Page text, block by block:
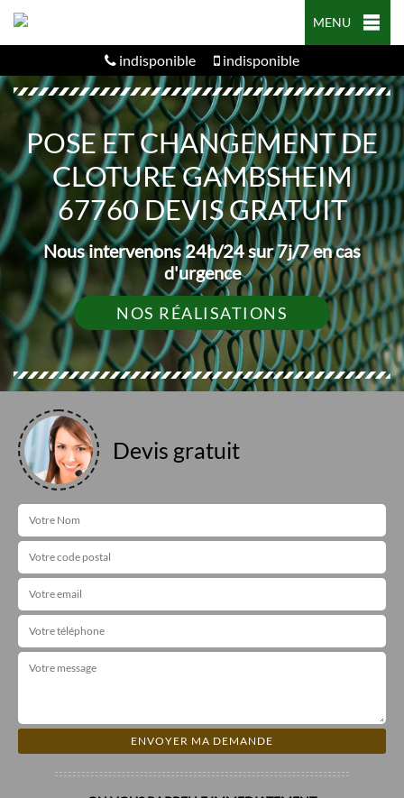
MENU
indisponible indisponible
POSE ET CHANGEMENT DE
CLOTURE GAMBSHEIM
67760 DEVIS GRATUIT
Nous intervenons 24h/24 sur 7j/7 en cas
d'urgence
NOS RÉALISATIONS
Devis gratuit